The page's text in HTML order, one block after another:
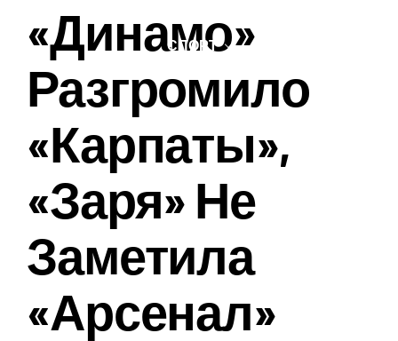
СПОРТ
«Динамо»
Разгромило
«Карпаты»,
«Заря» Не
Заметила
«Арсенал»